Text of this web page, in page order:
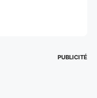
PUBLICITÉ